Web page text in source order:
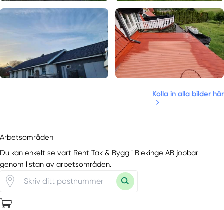
Kolla in alla bilder här
Arbetsområden
Du kan enkelt se vart Rent Tak & Bygg i Blekinge AB jobbar
genom listan av arbetsområden.